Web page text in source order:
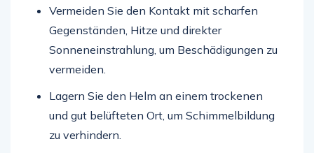
Vermeiden Sie den Kontakt mit scharfen
Gegenständen, Hitze und direkter
Sonneneinstrahlung, um Beschädigungen zu
vermeiden.
Lagern Sie den Helm an einem trockenen
und gut belüfteten Ort, um Schimmelbildung
zu verhindern.